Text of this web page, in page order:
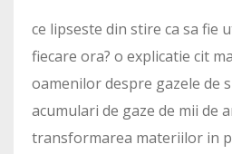
ce lipseste din stire ca sa fie
fiecare ora? o explicatie cit
oamenilor despre gazele de
acumulari de gaze de mii de
transformarea materiilor in